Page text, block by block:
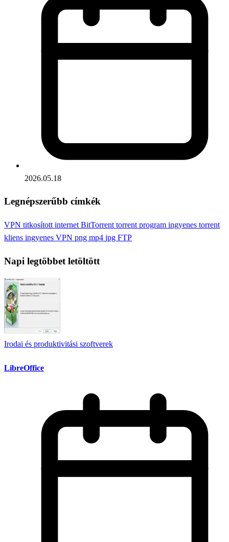
2026.05.18
Legnépszerűbb címkék
VPN titkosított internet BitTorrent torrent program ingyenes torrent
kliens ingyenes VPN png mp4 jpg FTP
Napi legtöbbet letöltött
Irodai és produktivitási szoftverek
LibreOffice